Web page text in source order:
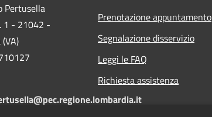
Pertusella
1 - 21042 -
Prenotazione appuntamento
Segnalazione disservizio
Leggi le FAQ
Richiesta assistenza